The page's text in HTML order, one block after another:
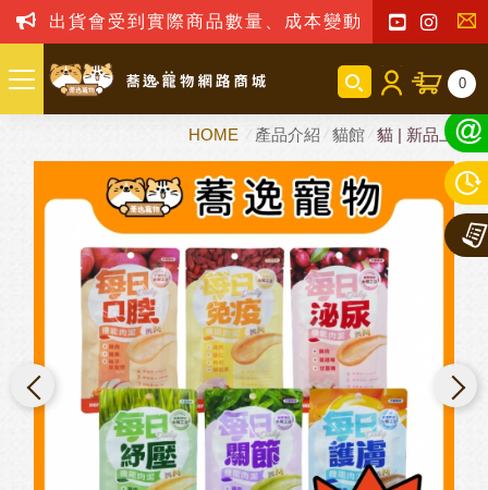
出貨會受到實際商品數量、成本變動之影響，我
聯
我
們
0
HOME 產品介紹 貓館 貓 | 新品上市